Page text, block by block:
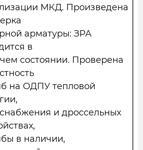
МКД. Произведена
арматуры: ЗРА
в
состоянии. Проверена
на ОДПУ тепловой
и дроссельных
в наличии,